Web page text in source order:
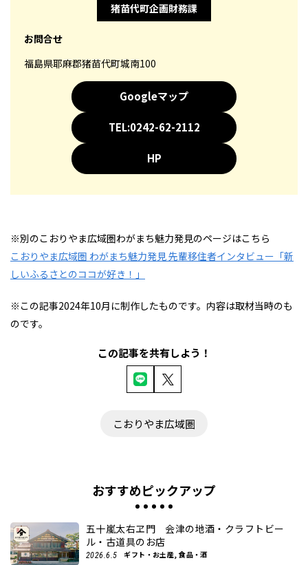
猪苗代町企画財務課
お問合せ
福島県耶麻郡猪苗代町城南100
Googleマップ
TEL:0242-62-2112
HP
※別のこおりやま広域圏わがまち魅力発見のページはこちら
こおりやま広域圏 わがまち魅力発見 先輩移住者インタビュー「新
しいふるさとのココが好き！」
※この記事2024年10月に制作したものです。内容は取材当時のも
のです。
この記事を共有しよう！
こおりやま広域圏
おすすめピックアップ
五十嵐太右ヱ門 会津の地酒・クラフトビー
ル・古道具のお店
2026.6.5 ギフト・お土産, 食品・酒